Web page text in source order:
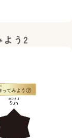
よう2